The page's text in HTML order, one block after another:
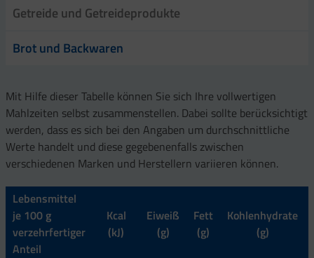
Getreide und Getreideprodukte
Brot und Backwaren
Mit Hilfe dieser Tabelle können Sie sich Ihre vollwertigen
Mahlzeiten selbst zusammenstellen. Dabei sollte berücksichtigt
werden, dass es sich bei den Angaben um durchschnittliche
Werte handelt und diese gegebenenfalls zwischen
verschiedenen Marken und Herstellern variieren können.
Lebensmittel
je 100 g
verzehrfertiger
Anteil
Kcal
(kJ)
Eiweiß
(g)
Fett
(g)
Kohlenhydrate
(g)